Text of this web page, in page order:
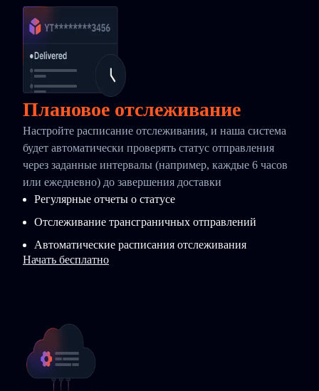
Плановое отслеживание
Настройте расписание отслеживания, и наша система
будет автоматически проверять статус отправления
через заданные интервалы (например, каждые 6 часов
или ежедневно) до завершения доставки
Регулярные отчеты о статусе
Отслеживание трансграничных отправлений
Автоматические расписания отслеживания
Начать бесплатно